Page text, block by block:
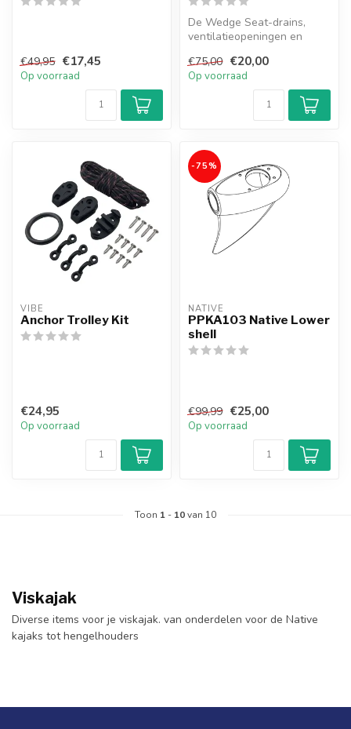
€49,95 €17,45
Op voorraad
De Wedge Seat-drains,
ventilatieopeningen en
langdurig comfo...
€75,00 €20,00
Op voorraad
VIBE
Anchor Trolley Kit
€24,95
Op voorraad
-75%
NATIVE
PPKA103 Native Lower
shell
€99,99 €25,00
Op voorraad
Toon 1 - 10van 10
Viskajak
Diverse items voor je viskajak. van onderdelen voor de Native
kajaks tot hengelhouders